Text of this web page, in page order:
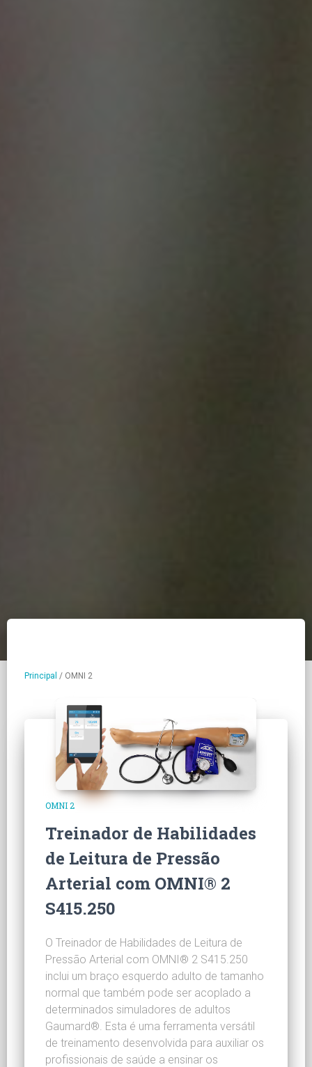
Principal / OMNI 2
OMNI 2
Treinador de Habilidades
de Leitura de Pressão
Arterial com OMNI® 2
S415.250
O Treinador de Habilidades de Leitura de
Pressão Arterial com OMNI® 2 S415.250
inclui um braço esquerdo adulto de tamanho
normal que também pode ser acoplado a
determinados simuladores de adultos
Gaumard®. Esta é uma ferramenta versátil
de treinamento desenvolvida para auxiliar os
profissionais de saúde a ensinar os